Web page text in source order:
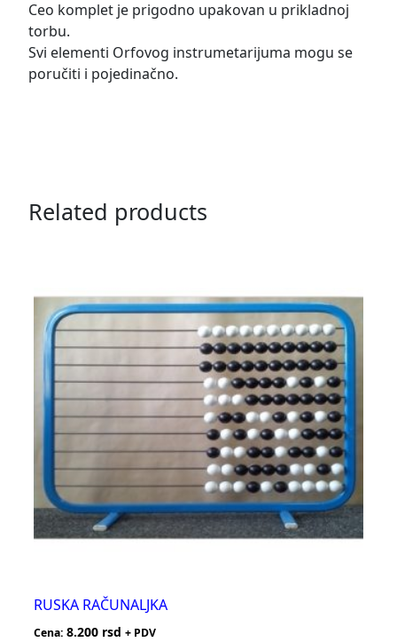
Ceo komplet je prigodno upakovan u prikladnoj
torbu.
Svi elementi Orfovog instrumetarijuma mogu se
poručiti i pojedinačno.
Related products
RUSKA RAČUNALJKA
Cena: 8.200 rsd + PDV